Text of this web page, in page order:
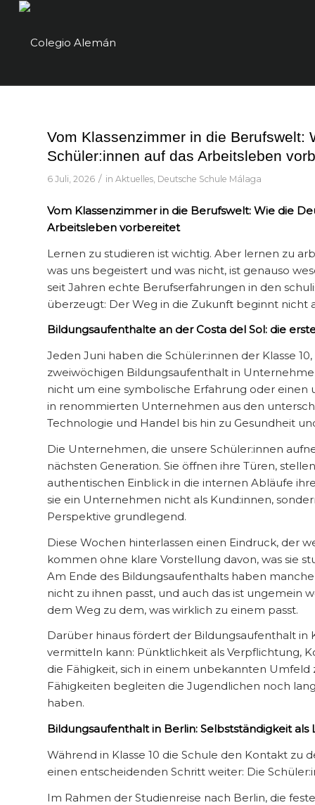
Vom Klassenzimmer in die Berufswelt:
Schüler:innen auf das Arbeitsleben
6 Juli, 2026 / in Aktuelles, Deutsche Schule Málaga
Vom Klassenzimmer in die Berufswelt: Wie die
Arbeitsleben vorbereitet
Lernen zu studieren ist wichtig. Aber lernen zu
was uns begeistert und was nicht, ist genauso
seit Jahren echte Berufserfahrungen in den
überzeugt: Der Weg in die Zukunft beginnt nicht
Bildungsaufenthalte an der Costa del Sol: die
Jeden Juni haben die Schüler:innen der Klasse
zweiwöchigen Bildungsaufenthalt in
nicht um eine symbolische Erfahrung oder
in renommierten Unternehmen aus den
Technologie und Handel bis hin zu Gesundheit
Die Unternehmen, die unsere Schüler:innen
nächsten Generation. Sie öffnen ihre Türen,
authentischen Einblick in die internen Abläufe
sie ein Unternehmen nicht als Kund:innen,
Perspektive grundlegend.
Diese Wochen hinterlassen einen Eindruck, der
kommen ohne klare Vorstellung davon, was sie
Am Ende des Bildungsaufenthalts haben
nicht zu ihnen passt, und auch das ist ungemein
dem Weg zu dem, was wirklich zu einem passt.
Darüber hinaus fördert der Bildungsaufenthalt in
vermitteln kann: Pünktlichkeit als Verpflichtung,
die Fähigkeit, sich in einem unbekannten
Fähigkeiten begleiten die Jugendlichen noch
haben.
Bildungsaufenthalt in Berlin: Selbstständigkeit als
Während in Klasse 10 die Schule den Kontakt zu
einen entscheidenden Schritt weiter: Die
Im Rahmen der Studienreise nach Berlin, die